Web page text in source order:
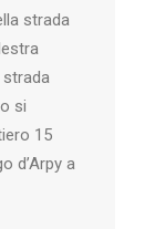
strada
si
15
d’Arpy a